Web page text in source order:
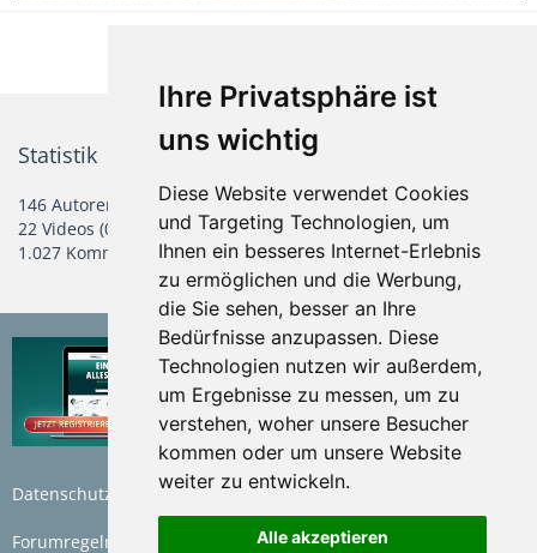
Ihre Privatsphäre ist
uns wichtig
Diese Website verwendet Cookies
und Targeting Technologien, um
Ihnen ein besseres Internet-Erlebnis
zu ermöglichen und die Werbung,
die Sie sehen, besser an Ihre
Bedürfnisse anzupassen. Diese
Technologien nutzen wir außerdem,
um Ergebnisse zu messen, um zu
verstehen, woher unsere Besucher
kommen oder um unsere Website
weiter zu entwickeln.
Alle akzeptieren
Statistik
146 Autoren 155 Alben
2.473 Bilder (0,79 Bilder pro Tag)
22 Videos (0,01 Videos pro Tag)
3,6 GB Gesamtgröße
1.027 Kommentare
Datenschutzerklärung Nutzungsbedingungen
Forumregeln